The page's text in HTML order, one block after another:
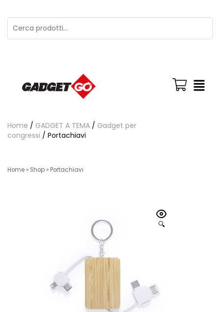
Home / GADGET A TEMA / Gadget per
congressi / Portachiavi
Home » Shop » Portachiavi
🔍